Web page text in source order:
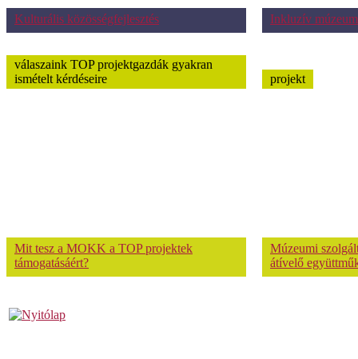
Kulturális közösségfejlesztés Inkluzív múzeum
válaszaink TOP projektgazdák gyakran
ismételt kérdéseire
Mit tesz a MOKK a TOP projektek
támogatásáért?
projekt
Múzeumi
átívelő